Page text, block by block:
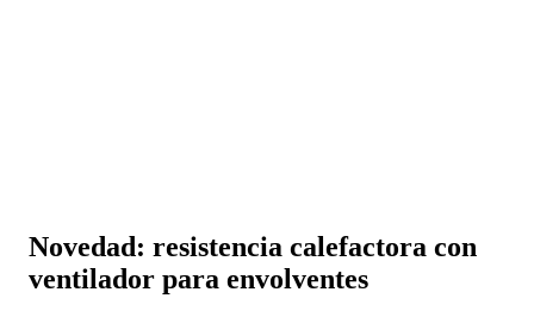
Novedad: resistencia calefactora con
ventilador para envolventes